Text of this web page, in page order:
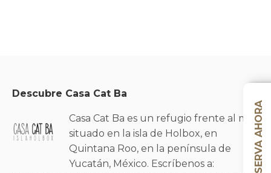
Descubre Casa Cat Ba
Casa Cat Ba es un refugio frente al mar
situado en la isla de Holbox, en
Quintana Roo, en la península de
Yucatán, México. Escríbenos a:
RESERVA AHORA